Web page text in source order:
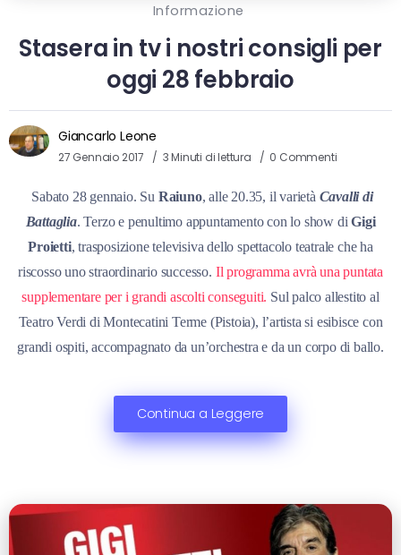
Informazione
Stasera in tv i nostri consigli per
oggi 28 febbraio
Giancarlo Leone
27 Gennaio 2017 3 Minuti di lettura 0 Commenti
Sabato 28 gennaio. Su Raiuno, alle 20.35, il varietà Cavalli di
Battaglia. Terzo e penultimo appuntamento con lo show diGigi
Proietti, trasposizione televisiva dello spettacolo teatrale che ha
riscosso uno straordinario successo. Il programma avrà una puntata
supplementare per i grandi ascolti conseguiti. Sul palco allestito al
Teatro Verdi di Montecatini Terme (Pistoia), l’artista si esibisce con
grandi ospiti, accompagnato da un’orchestra e da un corpo di ballo.
Continua a Leggere